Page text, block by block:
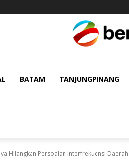
BATAM TANJUNGPINANG
Hilangkan Persoalan Interfrekuensi